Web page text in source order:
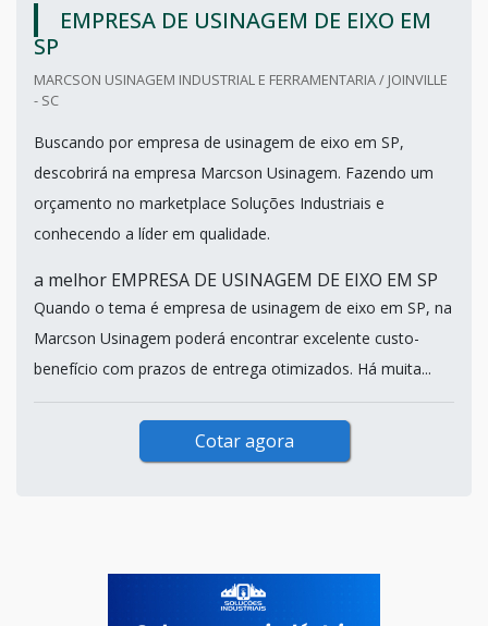
EMPRESA DE USINAGEM DE EIXO EM
SP
MARCSON USINAGEM INDUSTRIAL E FERRAMENTARIA / JOINVILLE
- SC
Buscando por empresa de usinagem de eixo em SP,
descobrirá na empresa Marcson Usinagem. Fazendo um
orçamento no marketplace Soluções Industriais e
conhecendo a líder em qualidade.
a melhor EMPRESA DE USINAGEM DE EIXO EM SP
Quando o tema é empresa de usinagem de eixo em SP, na
Marcson Usinagem poderá encontrar excelente custo-
benefício com prazos de entrega otimizados. Há muita...
Cotar agora